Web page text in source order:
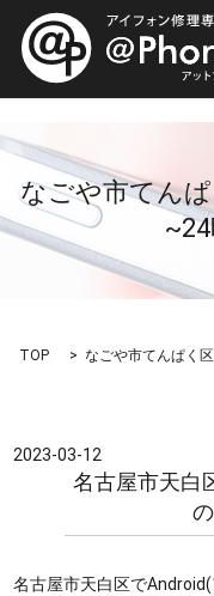
なごや市てん
~24
TOP なごや市てんぱく
2023-03-12
名古屋市天白
名古屋市天白区で